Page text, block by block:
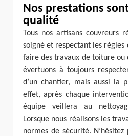
Nos prestations
qualité
Tous nos artisans couvreurs
soigné et respectant les règles
faire des travaux de toiture ou
évertuons à toujours
d’un chantier, mais aussi la
effet, après chaque
équipe veillera au
Lorsque nous réalisons les
normes de sécurité.